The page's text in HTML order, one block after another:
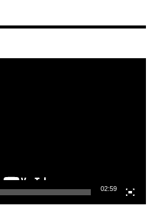
02:59